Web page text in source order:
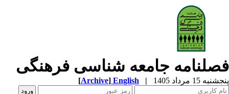
جامعه شناسی فرهنگی
15 مرداد 1405 |
English
[Archive]